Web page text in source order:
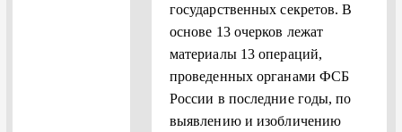
государственных секретов. В
основе 13 очерков лежат
материалы 13 операций,
проведенных органами ФСБ
России в последние годы, по
выявлению и изобличению